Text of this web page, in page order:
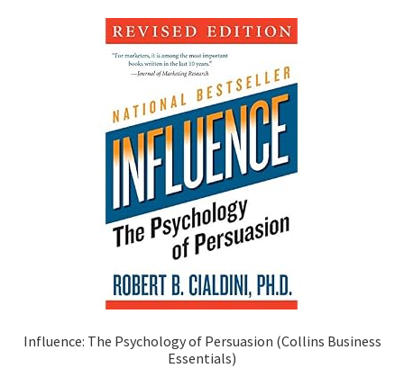
Influence: The Psychology of Persuasion (Collins Business
Essentials)